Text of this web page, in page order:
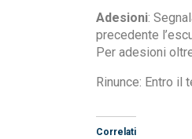
Adesioni:
precedente
Per adesioni
Rinunce: Entro il
Correlati